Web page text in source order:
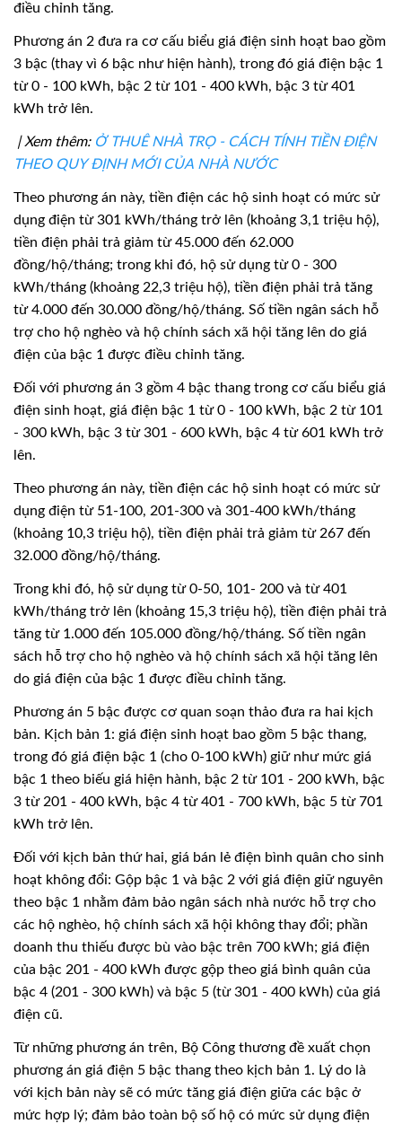
điều chỉnh tăng.
Phương án 2 đưa ra cơ cấu biểu giá điện sinh hoạt bao gồm
3 bậc (thay vì 6 bậc như hiện hành), trong đó giá điện bậc 1
từ 0 - 100 kWh, bậc 2 từ 101 - 400 kWh, bậc 3 từ 401
kWh trở lên.
| Xem thêm: Ở THUÊ NHÀ TRỌ - CÁCH TÍNH TIỀN ĐIỆN
THEO QUY ĐỊNH MỚI CỦA NHÀ NƯỚC
Theo phương án này, tiền điện các hộ sinh hoạt có mức sử
dụng điện từ 301 kWh/tháng trở lên (khoảng 3,1 triệu hộ),
tiền điện phải trả giảm từ 45.000 đến 62.000
đồng/hộ/tháng; trong khi đó, hộ sử dụng từ 0 - 300
kWh/tháng (khoảng 22,3 triệu hộ), tiền điện phải trả tăng
từ 4.000 đến 30.000 đồng/hộ/tháng. Số tiền ngân sách hỗ
trợ cho hộ nghèo và hộ chính sách xã hội tăng lên do giá
điện của bậc 1 được điều chỉnh tăng.
Đối với phương án 3 gồm 4 bậc thang trong cơ cấu biểu giá
điện sinh hoạt, giá điện bậc 1 từ 0 - 100 kWh, bậc 2 từ 101
- 300 kWh, bậc 3 từ 301 - 600 kWh, bậc 4 từ 601 kWh trở
lên.
Theo phương án này, tiền điện các hộ sinh hoạt có mức sử
dụng điện từ 51-100, 201-300 và 301-400 kWh/tháng
(khoảng 10,3 triệu hộ), tiền điện phải trả giảm từ 267 đến
32.000 đồng/hộ/tháng.
Trong khi đó, hộ sử dụng từ 0-50, 101- 200 và từ 401
kWh/tháng trở lên (khoảng 15,3 triệu hộ), tiền điện phải trả
tăng từ 1.000 đến 105.000 đồng/hộ/tháng. Số tiền ngân
sách hỗ trợ cho hộ nghèo và hộ chính sách xã hội tăng lên
do giá điện của bậc 1 được điều chỉnh tăng.
Phương án 5 bậc được cơ quan soạn thảo đưa ra hai kịch
bản. Kịch bản 1: giá điện sinh hoạt bao gồm 5 bậc thang,
trong đó giá điện bậc 1 (cho 0-100 kWh) giữ như mức giá
bậc 1 theo biếu giá hiện hành, bậc 2 từ 101 - 200 kWh, bậc
3 từ 201 - 400 kWh, bậc 4 từ 401 - 700 kWh, bậc 5 từ 701
kWh trở lên.
Đối với kịch bản thứ hai, giá bán lẻ điện bình quân cho sinh
hoạt không đổi: Gộp bậc 1 và bậc 2 với giá điện giữ nguyên
theo bậc 1 nhằm đảm bảo ngân sách nhà nước hỗ trợ cho
các hộ nghèo, hộ chính sách xã hội không thay đổi; phần
doanh thu thiếu được bù vào bậc trên 700 kWh; giá điện
của bậc 201 - 400 kWh được gộp theo giá bình quân của
bậc 4 (201 - 300 kWh) và bậc 5 (từ 301 - 400 kWh) của giá
điện cũ.
Từ những phương án trên, Bộ Công thương đề xuất chọn
phương án giá điện 5 bậc thang theo kịch bản 1. Lý do là
với kịch bản này sẽ có mức tăng giá điện giữa các bậc ở
mức hợp lý; đảm bảo toàn bộ số hộ có mức sử dụng điện